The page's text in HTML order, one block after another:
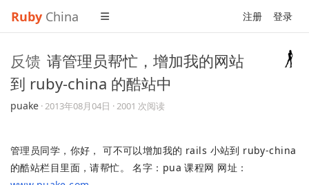
Ruby China 注册 登录
反馈 请管理员帮忙，增加我的网站
到 ruby-china 的酷站中
puake ·2013年08月04日 · 2001 次阅读
管理员同学，你好， 可不可以增加我的 rails 小站到 ruby-china
的酷站栏目里面，请帮忙。 名字：pua 课程网 网址：